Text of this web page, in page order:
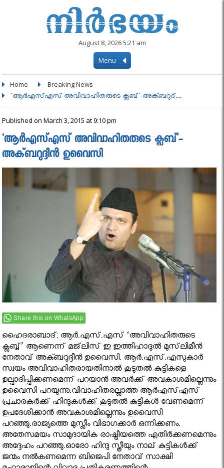
August 8, 2026 5:21 am
Menu
Home Breaking News
'ആര്‍എസ്എസ് അവിവാഹിതരുടെ ക്ലബ്'-അക്ബറുദ്....
Published on March 3, 2015 at 9:10 pm
‘ആര്‍എസ്എസ് അവിവാഹിതരുടെ ക്ലബ്’-
അക്ബറുദ്ദീന്‍ ഉവൈസി
Share this on WhatsApp
ഹൈദരാബാദ്: ആര്‍.എസ്.എസ് ‘അവിവാഹിതരുടെ
ക്ലബ്ബ്’ ആണെന്ന് മജ്‌ലിസ് ഇ ഇത്തിഹാദുല്‍ മുസ്‌ലിമീന്‍
നേതാവ് അക്ബറുദ്ദീന്‍ ഉവൈസി. ആര്‍.എസ്.എസുകാര്‍
സ്വയം അവിവാഹിതരായതിനാല്‍ കൂടുതല്‍ കുട്ടികളെ
ഉല്പാദിപ്പിക്കണമെന്ന് പറയാന്‍ അവര്‍ക്ക് അവകാശമില്ലെന്നും
ഉവൈസി പറയുന്നു.വിവാഹിതരല്ലാത്ത ആര്‍എസ്എസ്
പ്രചാരകര്‍ക്ക് ഹിന്ദുകള്‍ക്ക് കൂടുതല്‍ കുട്ടികള്‍ വേണമെന്ന്
ഉപദേശിക്കാന്‍ അവകാശമില്ലെന്നും ഉവൈസി
പറഞ്ഞു.രാജ്യത്തെ മുസ്ലീം വിഭാഗക്കാര്‍ ഒന്നിക്കണം.
അതേസമയം സാമുദായിക രാഷ്ട്രീയത്തെ എതിര്‍ക്കണമെന്നും
അദ്ദേഹം പറഞ്ഞു.ഓരോ ഹിന്ദു സ്ത്രീയും നാല് കുട്ടികള്‍ക്ക്
ജന്മം നല്‍കണമെന്ന ബിജെപി നേതാവ് സാക്ഷി